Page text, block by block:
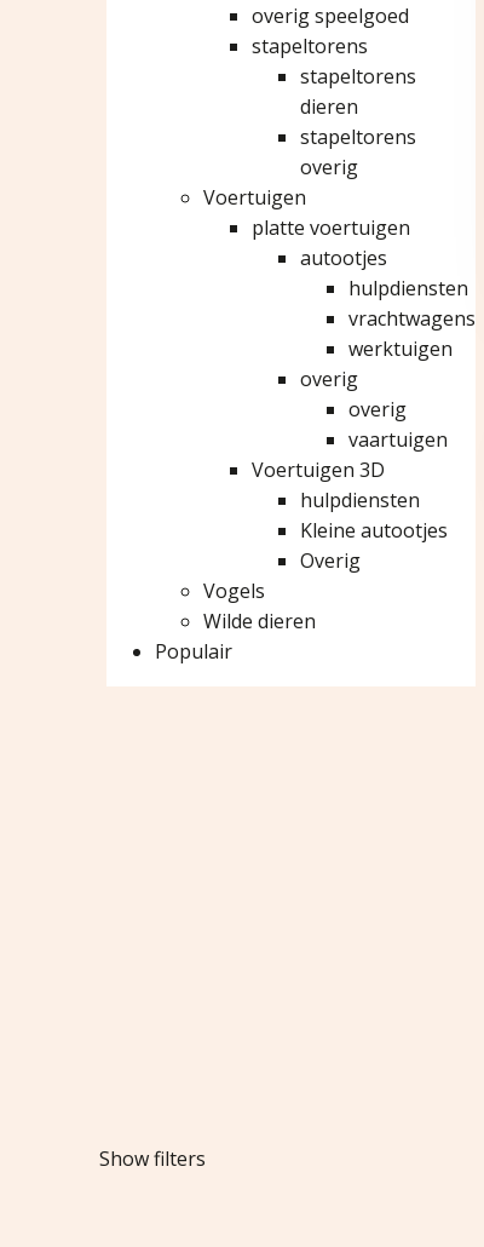
overig speelgoed
stapeltorens
stapeltorens
dieren
stapeltorens
overig
Voertuigen
platte voertuigen
autootjes
hulpdiensten
vrachtwagens
werktuigen
overig
overig
vaartuigen
Voertuigen 3D
hulpdiensten
Kleine autootjes
Overig
Vogels
Wilde dieren
Populair
Show filters